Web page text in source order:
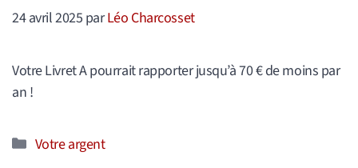
24 avril 2025 parLéo Charcosset
Votre Livret A pourrait rapporter jusqu’à 70 € de moins par
an !
Catégories
Votre argent